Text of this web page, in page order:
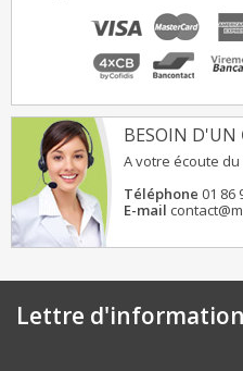
BESOIN D'UN
A votre écoute
Téléphone 01 86
E-mail
Lettre